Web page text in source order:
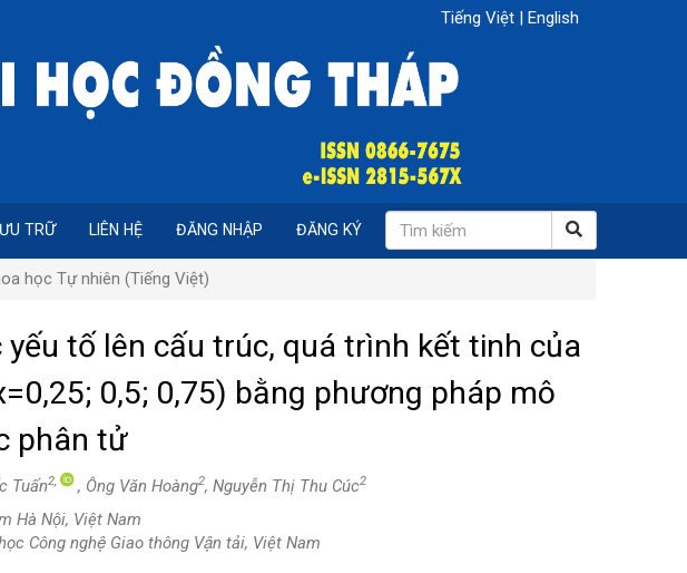
Tiếng Việt | English
TRỮ LIÊN HỆ ĐĂNG NHẬP ĐĂNG KÝ
học Tự nhiên (Tiếng Việt)
tố lên cấu trúc, quá trình kết tinh của
0,5; 0,75) bằng phương pháp mô
phân tử
Tuấn2, , Ông Văn Hoàng2, Nguyễn Thị Thu Cúc2
Hà Nội, Việt Nam
Công nghệ Giao thông Vận tải, Việt Nam